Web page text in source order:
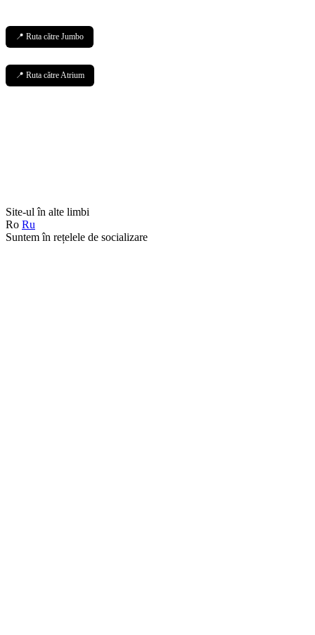
📍 Ruta către Jumbo
📍 Ruta către Atrium
Site-ul în alte limbi
Ro Ru
Suntem în rețelele de socializare